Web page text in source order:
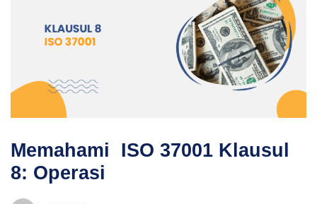
Memahami ISO 37001 Klausul
8: Operasi